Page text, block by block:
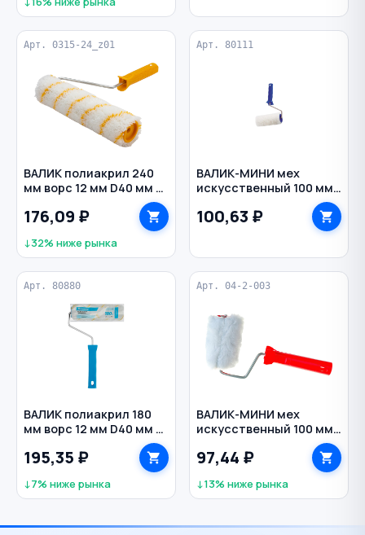
Арт. 0315-24_z01
ВАЛИК полиакрил 240
мм ворс 12 мм D40 мм с
ручкой Girpaint STAYER
176,09 ₽
↓32% ниже рынка
Арт. 80111
ВАЛИК-МИНИ мех
искусственный 100 мм
ручкой СИБРТЕХ
100,63 ₽
Арт. 80880
ВАЛИК полиакрил 180
мм ворс 12 мм D40 мм с
195,35 ₽
↓7% ниже рынка
Арт. 04-2-003
ВАЛИК-МИНИ мех
искусственный 100 мм
РЕМОКОЛОР
97,44 ₽
↓13% ниже рынка